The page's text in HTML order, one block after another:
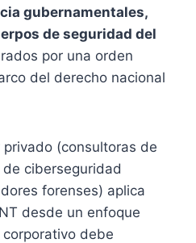
gubernamentales,
de seguridad del
por una orden
del derecho nacional
(consultoras de
ciberseguridad
forenses) aplica
desde un enfoque
debe